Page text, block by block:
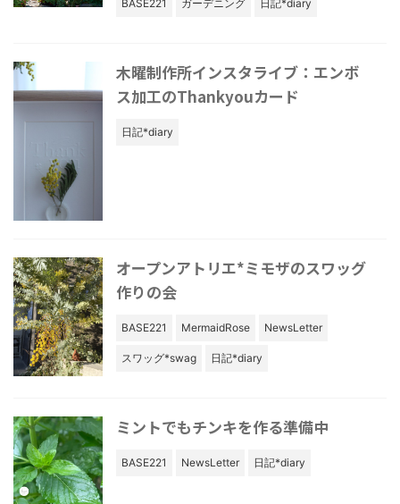
BASE221 ガーデニング 日記*diary
木曜制作所インスタライブ：エンボ
ス加工のThankyouカード
日記*diary
オープンアトリエ*ミモザのスワッグ
作りの会
BASE221 MermaidRose NewsLetter
スワッグ*swag 日記*diary
ミントでもチンキを作る準備中
BASE221 NewsLetter 日記*diary